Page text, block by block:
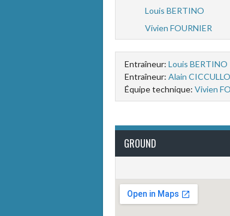
Louis BERTINO
Vivien FOURNIER
Entraîneur: Louis BERTINO
Entraîneur: Alain CICCULLO
Équipe technique: Vivien
GROUND